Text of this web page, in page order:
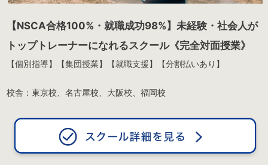
【NSCA合格100%・就職成功98%】未経験・社会人が
トップトレーナーになれるスクール《完全対面授業》
【個別指導】【集団授業】【就職支援】【分割払いあり】
校舎：東京校、名古屋校、大阪校、福岡校